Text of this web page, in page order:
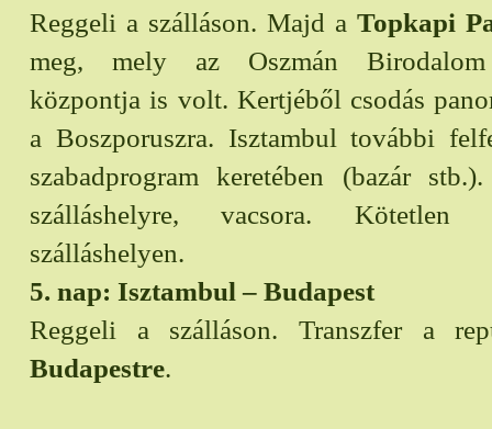
Reggeli a szálláson. Majd a Topkapi
meg, mely az Oszmán Birodalom
központja is volt. Kertjéből csodás
a Boszporuszra. Isztambul további
szabadprogram keretében (bazár
szálláshelyre, vacsora. Kötetlen
szálláshelyen.
5. nap: Isztambul – Budapest
Reggeli a szálláson. Transzfer a
Budapestre.